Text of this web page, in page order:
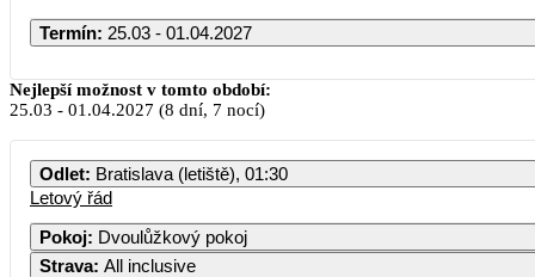
Termín: 25.03 - 01.04.2027
Nejlepší možnost v tomto období:
25.03 - 01.04.2027 (8 dní, 7 nocí)
Odlet: Bratislava (letiště), 01:30
Letový řád
Pokoj: Dvoulůžkový pokoj
Strava: All inclusive